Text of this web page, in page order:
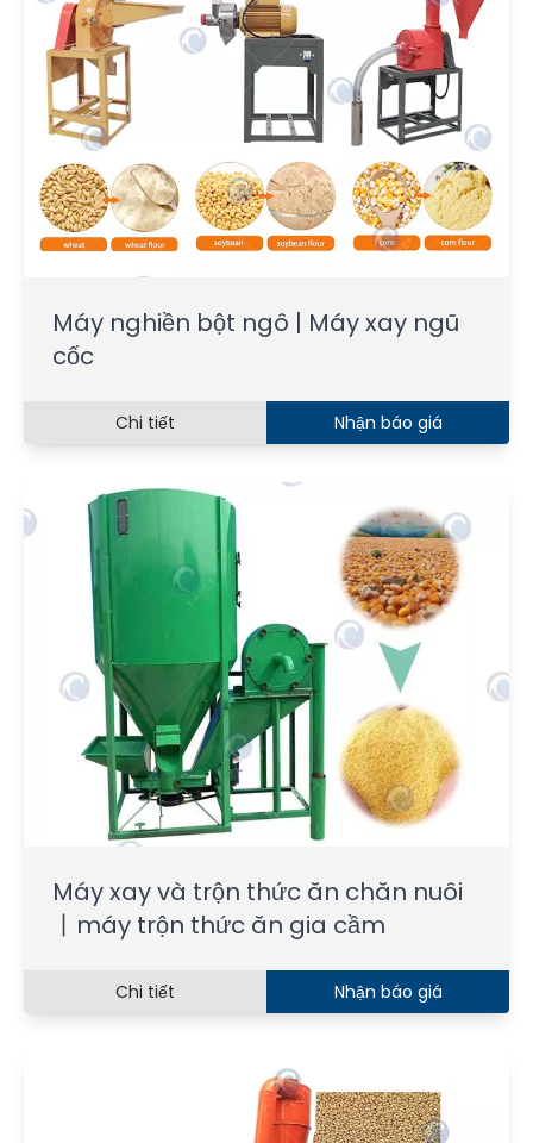
Máy nghiền bột ngô | Máy xay ngũ
cốc
Chi tiết Nhận báo giá
Máy xay và trộn thức ăn chăn nuôi
丨máy trộn thức ăn gia cầm
Chi tiết Nhận báo giá